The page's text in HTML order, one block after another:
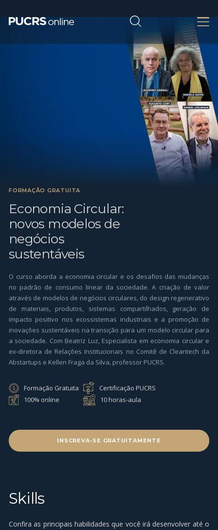
FORMAÇÃO GRATUITA
Economia Circular:
novos modelos de
negócios
sustentáveis
O curso aborda a economia circular e os desafios das mudanças
no padrão de consumo linear da sociedade. A criação de valor
através de modelos de negócios circulares, do design regenerativo
de materiais, produtos, sistemas compartilhados, geração de
impacto positivo nos ecossistemas industriais e a promoção de
inovações sustentáveis na transição para um modelo circular para
a sociedade. Com Beatriz Luz, Especialista em economia circular e
ex-diretora de Relações Institucionais no Comitê de Cleantech da
Abstartups e Kellen Fraga da Silva, professor PUCRS.
Formação Gratuita
Certificação PUCRS
100% online
10 horas-aula
INSCREVA-SE GRATUITAMENTE
Skills
Confira as principais habilidades que você irá desenvolver até o